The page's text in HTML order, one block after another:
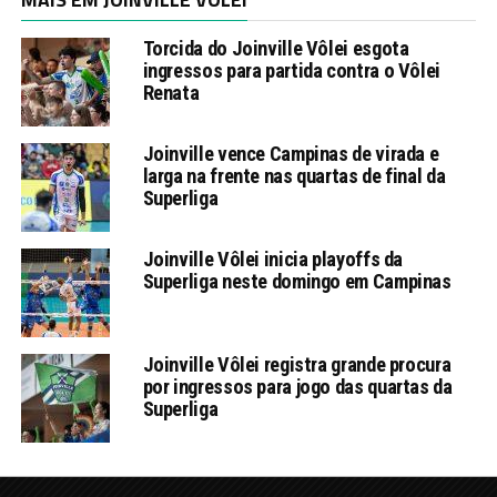
Torcida do Joinville Vôlei esgota
ingressos para partida contra o Vôlei
Renata
Joinville vence Campinas de virada e
larga na frente nas quartas de final da
Superliga
Joinville Vôlei inicia playoffs da
Superliga neste domingo em Campinas
Joinville Vôlei registra grande procura
por ingressos para jogo das quartas da
Superliga